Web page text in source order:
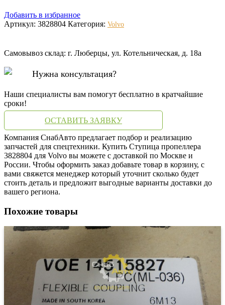
Добавить в избранное
Артикул: 3828804 Категория: Volvo
Самовывоз склад: г. Люберцы, ул. Котельническая, д. 18а
Нужна консультация?
Наши специалисты вам помогут бесплатно в кратчайшие
сроки!
ОСТАВИТЬ ЗАЯВКУ
Компания СнабАвто предлагает подбор и реализацию
запчастей для спецтехники. Купить Ступица пропеллера
3828804 для Volvo вы можете с доставкой по Москве и
России. Чтобы оформить заказ добавьте товар в корзину, с
вами свяжется менеджер который уточнит сколько будет
стоить деталь и предложит выгодные варианты доставки до
вашего региона.
Похожие товары